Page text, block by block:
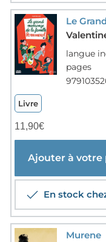
langue
pages
Livre
11,90€
Ajouter à votre
En stock
Murene